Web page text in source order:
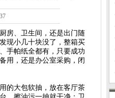
37
房、卫生间，还是出门随
现小几十块没了，整箱买
手帕纸全都有，只要成功
用，还是办公室采购，闭
的大包软抽，放在客厅茶